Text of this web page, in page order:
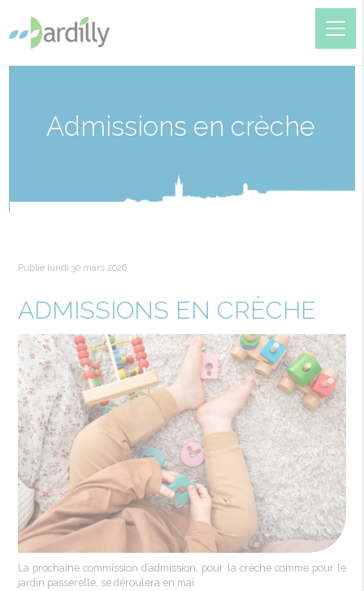
Admissions en crèche
Publié lundi 30 mars 2026
ADMISSIONS EN CRÈCHE
La prochaine commissiond’admission, pour la crèche commepour le
jardin passerelle, se déroulera en mai.